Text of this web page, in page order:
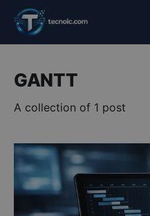
GANTT
A collection of 1 post